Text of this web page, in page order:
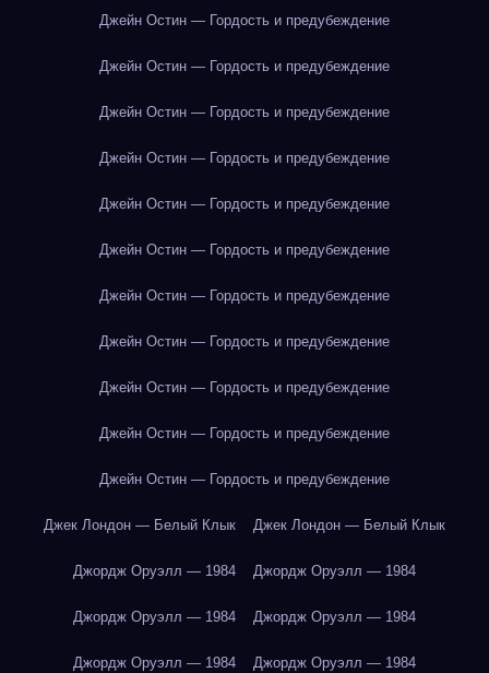
Джейн Остин — Гордость и предубеждение
Джейн Остин — Гордость и предубеждение
Джейн Остин — Гордость и предубеждение
Джейн Остин — Гордость и предубеждение
Джейн Остин — Гордость и предубеждение
Джейн Остин — Гордость и предубеждение
Джейн Остин — Гордость и предубеждение
Джейн Остин — Гордость и предубеждение
Джейн Остин — Гордость и предубеждение
Джейн Остин — Гордость и предубеждение
Джейн Остин — Гордость и предубеждение
Джек Лондон — Белый Клык Джек Лондон — Белый Клык
Джордж Оруэлл — 1984 Джордж Оруэлл — 1984
Джордж Оруэлл — 1984 Джордж Оруэлл — 1984
Джордж Оруэлл — 1984 Джордж Оруэлл — 1984